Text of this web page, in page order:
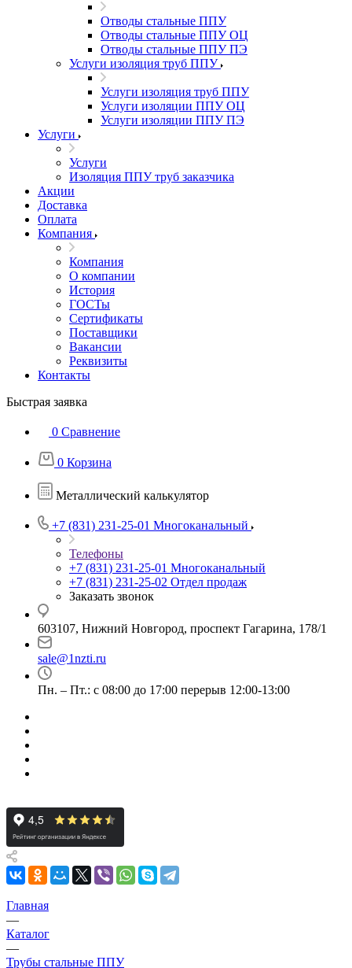
Отводы стальные ППУ
Отводы стальные ППУ ОЦ
Отводы стальные ППУ ПЭ
Услуги изоляция труб ППУ
Услуги изоляция труб ППУ
Услуги изоляции ППУ ОЦ
Услуги изоляции ППУ ПЭ
Услуги
Услуги
Изоляция ППУ труб заказчика
Акции
Доставка
Оплата
Компания
Компания
О компании
История
ГОСТы
Сертификаты
Поставщики
Вакансии
Реквизиты
Контакты
Быстрая заявка
0 Сравнение
0 Корзина
Металлический калькулятор
+7 (831) 231-25-01 Многоканальный
Телефоны
+7 (831) 231-25-01 Многоканальный
+7 (831) 231-25-02 Отдел продаж
Заказать звонок
603107, Нижний Новгород, проспект Гагарина, 178/1
sale@1nzti.ru
Пн. – Пт.: с 08:00 до 17:00 перерыв 12:00-13:00
Главная
—
Каталог
—
Трубы стальные ППУ